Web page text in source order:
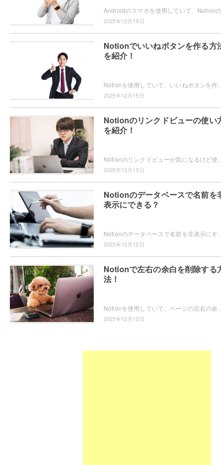
2025年12月19日
Notionでいいねボタンを作る方
を紹介！
2025年12月15日
Notionのリンクドビューの使い
を紹介！
2025年12月15日
Notionのデータベースで名前を
表示にできる？
2025年12月12日
Notionで左右の余白を削除する
法！
2025年12月12日